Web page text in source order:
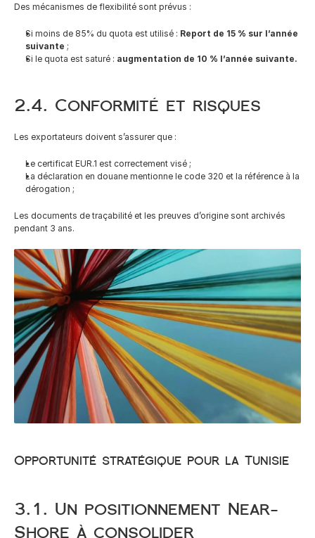
Des mécanismes de flexibilité sont prévus :
Si moins de 85% du quota est utilisé : Report de 15 % sur l’année
suivante ;
Si le quota est saturé : augmentation de 10 % l’année suivante.
2.4. Conformité et risques
Les exportateurs doivent s’assurer que :
Le certificat EUR.1 est correctement visé ;
La déclaration en douane mentionne le code 320 et la référence à la
dérogation ;
Les documents de traçabilité et les preuves d’origine sont archivés
pendant 3 ans.
Opportunité stratégique pour la Tunisie
3.1. Un positionnement Near-
Shore à consolider